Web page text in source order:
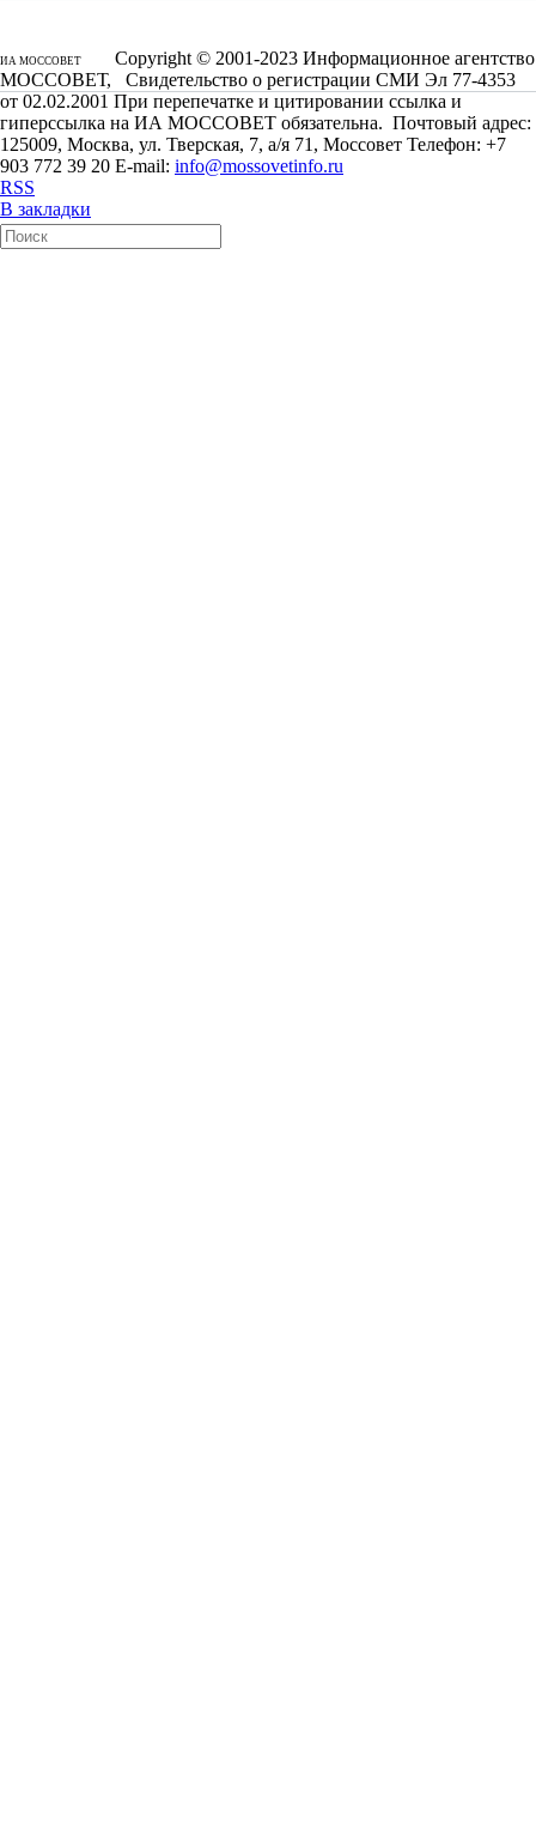
ИА МОССОВЕТ
Copyright © 2001-2023 Информационное агентство
МОССОВЕТ, Свидетельство о регистрации СМИ Эл 77-4353
от 02.02.2001 При перепечатке и цитировании ссылка и
гиперссылка на ИА МОССОВЕТ обязательна. Почтовый адрес:
125009, Москва, ул. Тверская, 7, а/я 71, Моссовет Телефон: +7
903 772 39 20 E-mail: info@mossovetinfo.ru
RSS
В закладки